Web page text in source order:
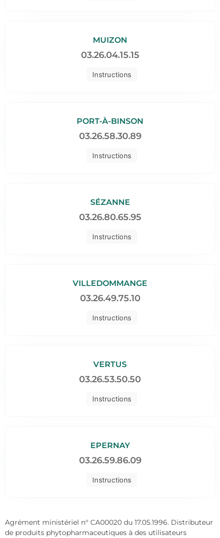
Instructions
MUIZON
03.26.04.15.15
Instructions
PORT-À-BINSON
03.26.58.30.89
Instructions
SÉZANNE
03.26.80.65.95
Instructions
VILLEDOMMANGE
03.26.49.75.10
Instructions
VERTUS
03.26.53.50.50
Instructions
EPERNAY
03.26.59.86.09
Agrément ministériel n° CA00020 du 17.05.1996. Distributeur
de produits phytopharmaceutiques à des utilisateurs